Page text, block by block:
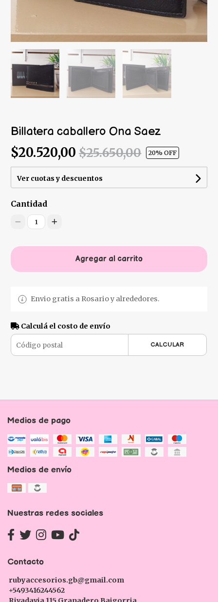
Billatera caballero Ona Saez
$20.520,00$25.650,00 20% OFF
Ver cuotas y descuentos
Cantidad
1
Agregar al carrito
Envio gratis a Rosario y alrededores.
Calculá el costo de envío
CALCULAR
Medios de pago
Medios de envío
Nuestras redes sociales
Contacto
rubyaccesorios.gb@gmail.com
+5493416244562